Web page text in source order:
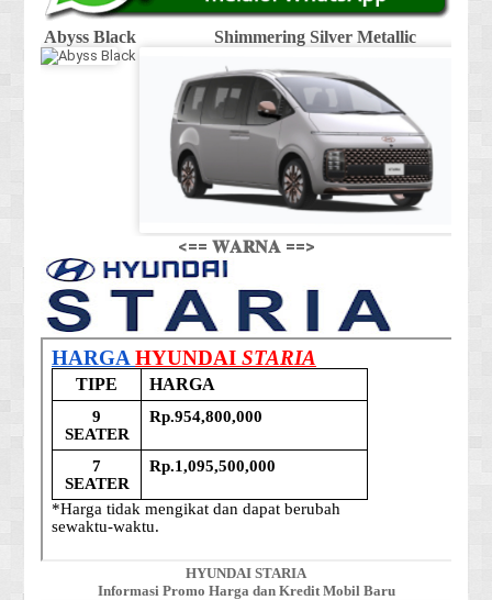
Abyss Black Shimmering Silver Metallic
<== 𝐖𝐀𝐑𝐍𝐀 ==>
HYUNDAI STARIA
Informasi Promo Harga dan Kredit Mobil Baru